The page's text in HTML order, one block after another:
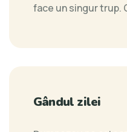
face un singur trup.
Gândul zilei